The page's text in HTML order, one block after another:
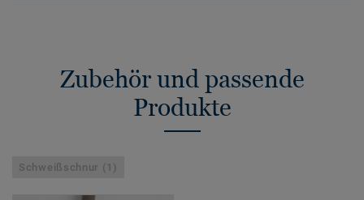
Zubehör und passende
Produkte
Schweißschnur (1)